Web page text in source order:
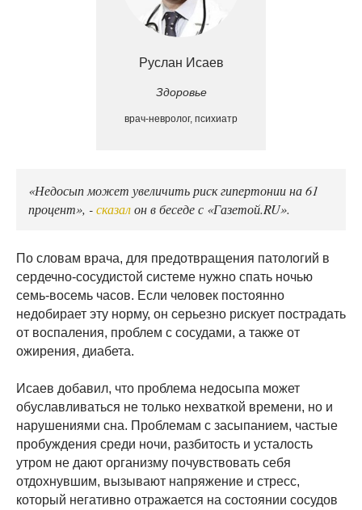
Руслан Исаев
Здоровье
врач-невролог, психиатр
«Недосып может увеличить риск гипертонии на 61
процент», -сказалон в беседе с «Газетой.RU».
По словам врача, для предотвращения патологий в
сердечно-сосудистой системе нужно спать ночью
семь-восемь часов. Если человек постоянно
недобирает эту норму, он серьезно рискует пострадать
от воспаления, проблем с сосудами, а также от
ожирения, диабета.
Исаев добавил, что проблема недосыпа может
обуславливаться не только нехваткой времени, но и
нарушениями сна. Проблемам с засыпанием, частые
пробуждения среди ночи, разбитость и усталость
утром не дают организму почувствовать себя
отдохнувшим, вызывают напряжение и стресс,
который негативно отражается на состоянии сосудов